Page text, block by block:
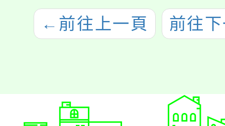
← 前往上一頁 前往